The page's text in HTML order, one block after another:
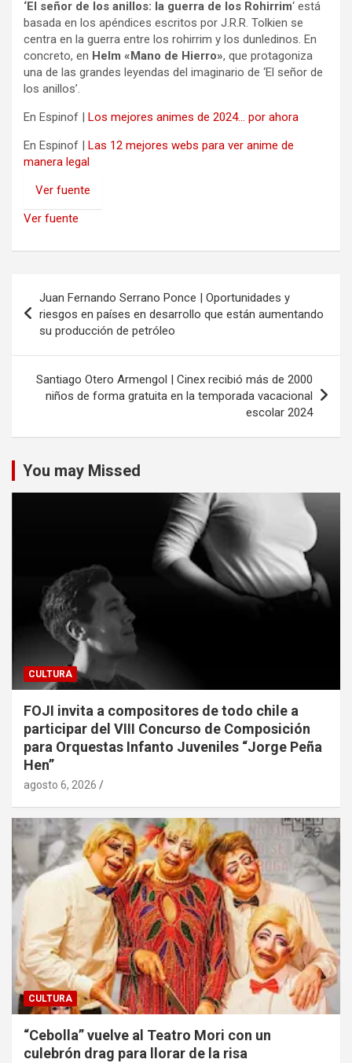
‘El señor de los anillos: la guerra de los Rohirrim‘ está
basada en los apéndices escritos por J.R.R. Tolkien se
centra en la guerra entre los rohirrim y los dunledinos. En
concreto, en Helm «Mano de Hierro», que protagoniza
una de las grandes leyendas del imaginario de ‘El señor de
los anillos’.
En Espinof | Los mejores animes de 2024… por ahora
En Espinof | Las 12 mejores webs para ver anime de
manera legal
Ver fuente
Ver fuente
de
entradas
Juan Fernando Serrano Ponce | Oportunidades y
riesgos en países en desarrollo que están aumentando
su producción de petróleo
Santiago Otero Armengol | Cinex recibió más de 2000
niños de forma gratuita en la temporada vacacional
escolar 2024
You may Missed
CULTURA
FOJI invita a compositores de todo chile a
participar del VIII Concurso de Composición
para Orquestas Infanto Juveniles “Jorge Peña
Hen”
agosto 6, 2026
CULTURA
“Cebolla” vuelve al Teatro Mori con un
culebrón drag para llorar de la risa